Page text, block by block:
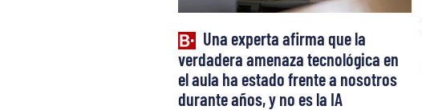
Una experta afirma que la
verdadera amenaza tecnológica en
el aula ha estado frente a nosotros
durante años, y no es la IA